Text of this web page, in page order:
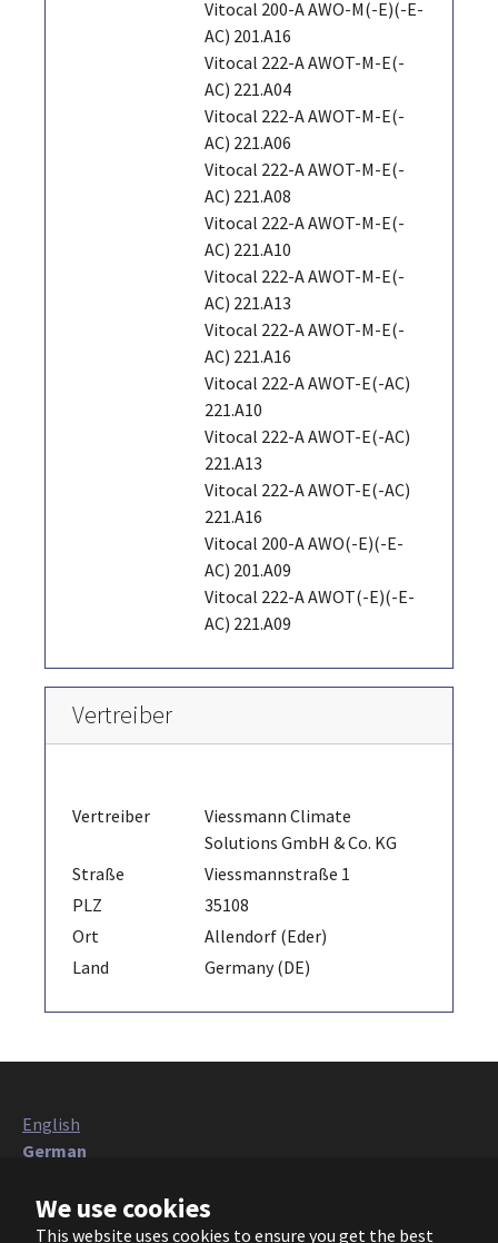
We use cookies
This website uses cookies to ensure you get the best
Vitocal 200-A AWO-M(-E)(-E-
AC) 201.A16
Vitocal 222-A AWOT-M-E(-
AC) 221.A04
Vitocal 222-A AWOT-M-E(-
AC) 221.A06
Vitocal 222-A AWOT-M-E(-
AC) 221.A08
Vitocal 222-A AWOT-M-E(-
AC) 221.A10
Vitocal 222-A AWOT-M-E(-
AC) 221.A13
Vitocal 222-A AWOT-M-E(-
AC) 221.A16
Vitocal 222-A AWOT-E(-AC)
221.A10
Vitocal 222-A AWOT-E(-AC)
221.A13
Vitocal 222-A AWOT-E(-AC)
221.A16
Vitocal 200-A AWO(-E)(-E-
AC) 201.A09
Vitocal 222-A AWOT(-E)(-E-
AC) 221.A09
Vertreiber
Vertreiber
Viessmann Climate
Solutions GmbH & Co. KG
Straße
Viessmannstraße 1
PLZ
35108
Ort
Allendorf (Eder)
Land
Germany (DE)
English
German
French
Polish